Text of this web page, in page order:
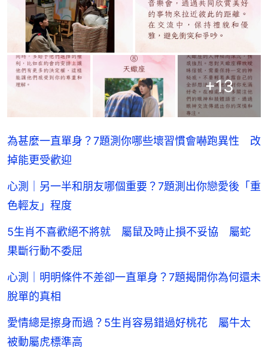
+13
為甚麼一直單身？7題測你哪些壞習慣會嚇跑異性 改
掉能更受歡迎
心測｜另一半和朋友哪個重要？7題測出你戀愛後「重
色輕友」程度
5生肖不喜歡絕不將就 屬鼠及時止損不妥協 屬蛇
果斷行動不委屈
心測｜明明條件不差卻一直單身？7題揭開你為何還未
脫單的真相
愛情總是擦身而過？5生肖容易錯過好桃花 屬牛太
被動屬虎標準高